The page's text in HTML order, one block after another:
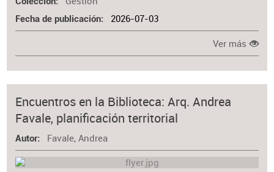
Fecha de publicación 2026-07-03
Ver más
Encuentros en la Biblioteca: Arq. Andrea
Favale, planificación territorial
Autor Favale, Andrea